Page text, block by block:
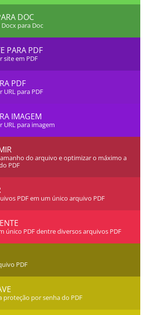
DOC
para Doc
PARA PDF
site em PDF
PDF
URL para PDF
IMAGEM
URL para imagem
do arquivo e optimizar o máximo a
PDF
PDF em um único arquivo PDF
único PDF dentre diversos arquivos PDF
PDF
proteção por senha do PDF